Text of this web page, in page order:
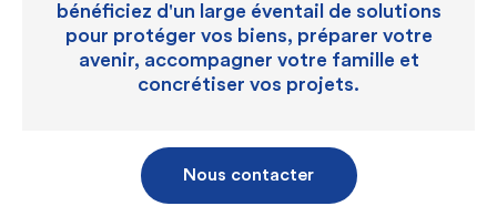
bénéficiez d'un large éventail de solutions
pour protéger vos biens, préparer votre
avenir, accompagner votre famille et
concrétiser vos projets.
Nous contacter